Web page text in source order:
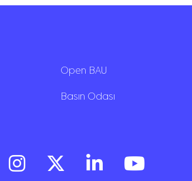
Open BAU
Basın Odası